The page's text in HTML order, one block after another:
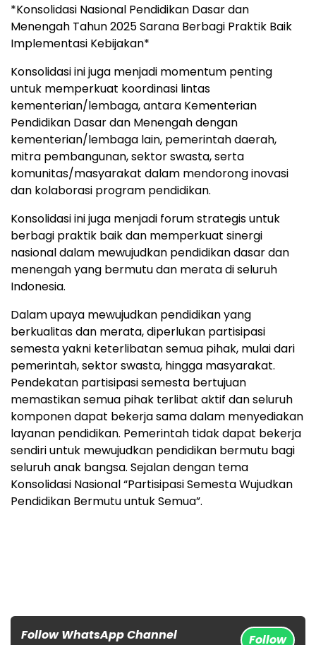
*Konsolidasi Nasional Pendidikan Dasar dan
Menengah Tahun 2025 Sarana Berbagi Praktik Baik
Implementasi Kebijakan*
Konsolidasi ini juga menjadi momentum penting
untuk memperkuat koordinasi lintas
kementerian/lembaga, antara Kementerian
Pendidikan Dasar dan Menengah dengan
kementerian/lembaga lain, pemerintah daerah,
mitra pembangunan, sektor swasta, serta
komunitas/masyarakat dalam mendorong inovasi
dan kolaborasi program pendidikan.
Konsolidasi ini juga menjadi forum strategis untuk
berbagi praktik baik dan memperkuat sinergi
nasional dalam mewujudkan pendidikan dasar dan
menengah yang bermutu dan merata di seluruh
Indonesia.
Dalam upaya mewujudkan pendidikan yang
berkualitas dan merata, diperlukan partisipasi
semesta yakni keterlibatan semua pihak, mulai dari
pemerintah, sektor swasta, hingga masyarakat.
Pendekatan partisipasi semesta bertujuan
memastikan semua pihak terlibat aktif dan seluruh
komponen dapat bekerja sama dalam menyediakan
layanan pendidikan. Pemerintah tidak dapat bekerja
sendiri untuk mewujudkan pendidikan bermutu bagi
seluruh anak bangsa. Sejalan dengan tema
Konsolidasi Nasional “Partisipasi Semesta Wujudkan
Pendidikan Bermutu untuk Semua”.
Follow WhatsApp Channel
Follow